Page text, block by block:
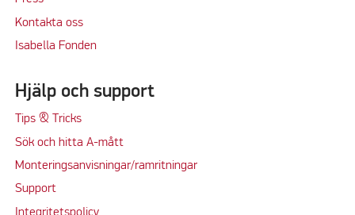
Kontakta oss
Isabella Fonden
Hjälp och support
Tips & Tricks
Sök och hitta A-mått
Monteringsanvisningar/ramritningar
Support
Integritetspolicy